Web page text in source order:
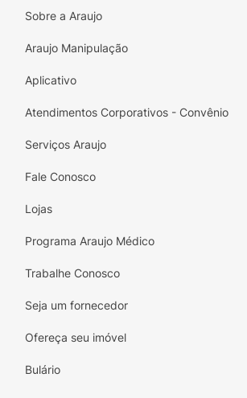
Sobre a Araujo
Araujo Manipulação
Aplicativo
Atendimentos Corporativos - Convênio
Serviços Araujo
Fale Conosco
Lojas
Programa Araujo Médico
Trabalhe Conosco
Seja um fornecedor
Ofereça seu imóvel
Bulário